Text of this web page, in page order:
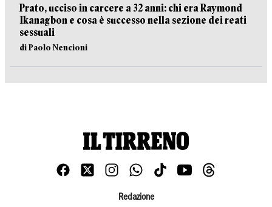
Prato, ucciso in carcere a 32 anni: chi era Raymond
Ikanagbon e cosa è successo nella sezione dei reati
sessuali
di Paolo Nencioni
Redazione